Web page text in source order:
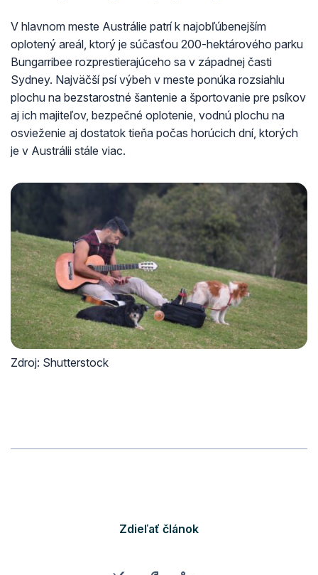
V hlavnom meste Austrálie patrí k najobľúbenejším
oplotený areál, ktorý je súčasťou 200-hektárového parku
Bungarribee rozprestierajúceho sa v západnej časti
Sydney. Najväčší psí výbeh v meste ponúka rozsiahlu
plochu na bezstarostné šantenie a športovanie pre psíkov
aj ich majiteľov, bezpečné oplotenie, vodnú plochu na
osvieženie aj dostatok tieňa počas horúcich dní, ktorých
je v Austrálii stále viac.
Zdroj: Shutterstock
Zdieľať článok